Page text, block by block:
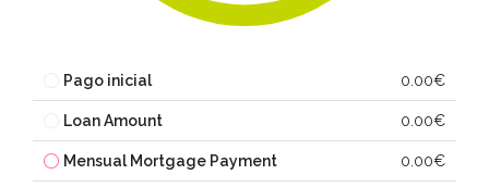
Pago inicial 0.00€
Loan Amount 0.00€
Mensual Mortgage Payment 0.00€